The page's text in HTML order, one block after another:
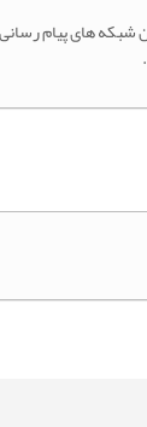
شبکه های پیام